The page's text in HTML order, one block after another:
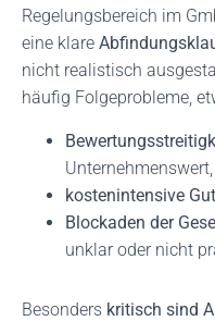
Regelungsbereich im
eine klare
nicht realistisch
häufig Folgeprobleme,
Unternehmenswert,
kostenintensive
Blockaden der
unklar oder nicht
Besonders kritisch sind